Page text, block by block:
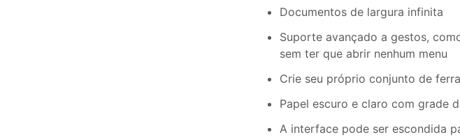
Documentos de largura infinita
Suporte avançado a gestos,
sem ter que abrir nenhum menu
Crie seu próprio conjunto de
Papel escuro e claro com grade
A interface pode ser escondida